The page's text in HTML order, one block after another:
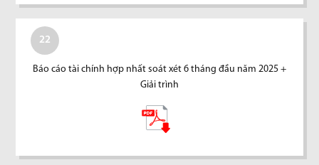
22
Báo cáo tài chính hợp nhất soát xét 6 tháng đầu năm 2025 +
Giải trình